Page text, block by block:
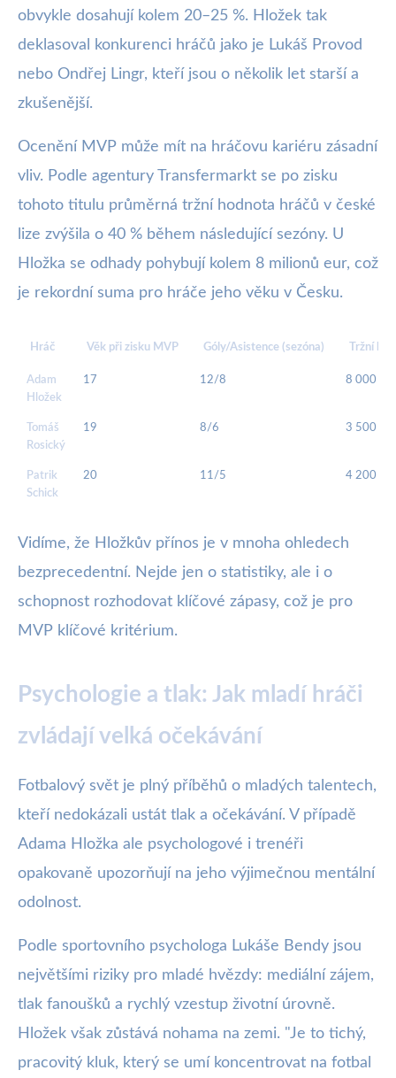
obvykle dosahují kolem 20–25 %. Hložek tak
deklasoval konkurenci hráčů jako je Lukáš Provod
nebo Ondřej Lingr, kteří jsou o několik let starší a
zkušenější.
Ocenění MVP může mít na hráčovu kariéru zásadní
vliv. Podle agentury Transfermarkt se po zisku
tohoto titulu průměrná tržní hodnota hráčů v české
lize zvýšila o 40 % během následující sezóny. U
Hložka se odhady pohybují kolem 8 milionů eur, což
je rekordní suma pro hráče jeho věku v Česku.
Hráč Věk při zisku MVP Góly/Asistence (sezóna) Tržní
Adam
Hložek
17 12/8 8 000
Tomáš
Rosický
19 8/6 3 500
Patrik
Schick
20 11/5 4 200
Vidíme, že Hložkův přínos je v mnoha ohledech
bezprecedentní. Nejde jen o statistiky, ale i o
schopnost rozhodovat klíčové zápasy, což je pro
MVP klíčové kritérium.
Psychologie a tlak: Jak mladí hráči
zvládají velká očekávání
Fotbalový svět je plný příběhů o mladých talentech,
kteří nedokázali ustát tlak a očekávání. V případě
Adama Hložka ale psychologové i trenéři
opakovaně upozorňují na jeho výjimečnou mentální
odolnost.
Podle sportovního psychologa Lukáše Bendy jsou
největšími riziky pro mladé hvězdy: mediální zájem,
tlak fanoušků a rychlý vzestup životní úrovně.
Hložek však zůstává nohama na zemi. "Je to tichý,
pracovitý kluk, který se umí koncentrovat na fotbal